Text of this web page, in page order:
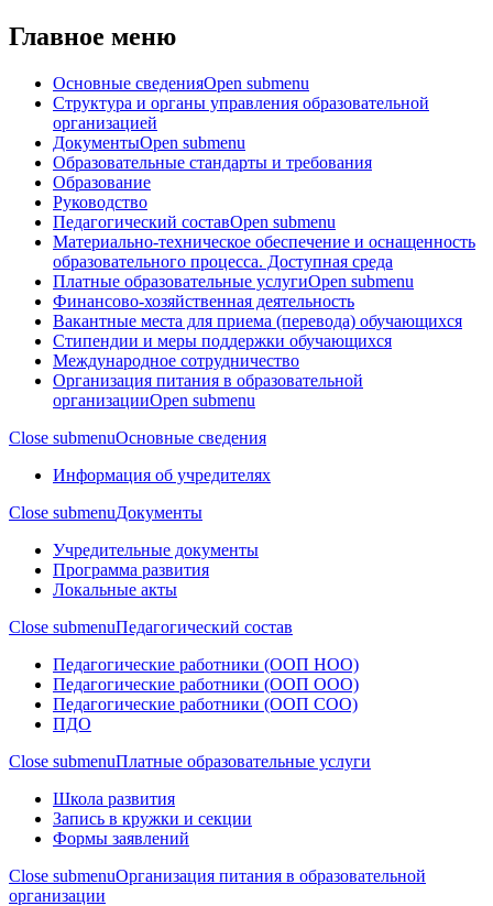
Главное меню
Основные сведенияOpen submenu
Структура и органы управления образовательной
организацией
ДокументыOpen submenu
Образовательные стандарты и требования
Образование
Руководство
Педагогический составOpen submenu
Материально-техническое обеспечение и оснащенность
образовательного процесса. Доступная среда
Платные образовательные услугиOpen submenu
Финансово-хозяйственная деятельность
Вакантные места для приема (перевода) обучающихся
Стипендии и меры поддержки обучающихся
Международное сотрудничество
Организация питания в образовательной
организацииOpen submenu
Close submenuОсновные сведения
Информация об учредителях
Close submenuДокументы
Учредительные документы
Программа развития
Локальные акты
Close submenuПедагогический состав
Педагогические работники (ООП НОО)
Педагогические работники (ООП ООО)
Педагогические работники (ООП СОО)
ПДО
Close submenuПлатные образовательные услуги
Школа развития
Запись в кружки и секции
Формы заявлений
Close submenuОрганизация питания в образовательной
организации